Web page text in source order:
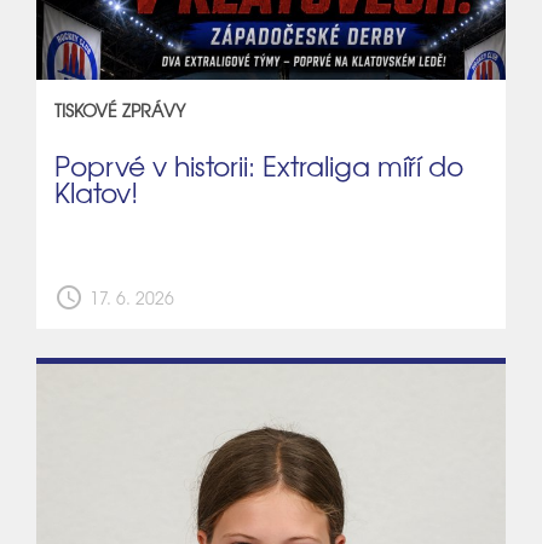
TISKOVÉ ZPRÁVY
Poprvé v historii: Extraliga míří do
Klatov!
schedule 17. 6. 2026